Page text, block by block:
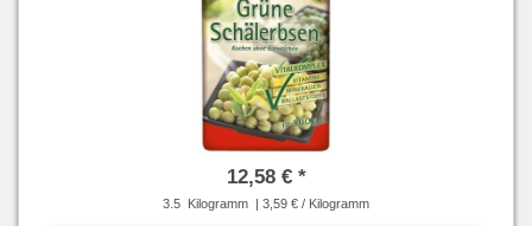
12,58 € *
3.5 Kilogramm | 3,59 € / Kilogramm